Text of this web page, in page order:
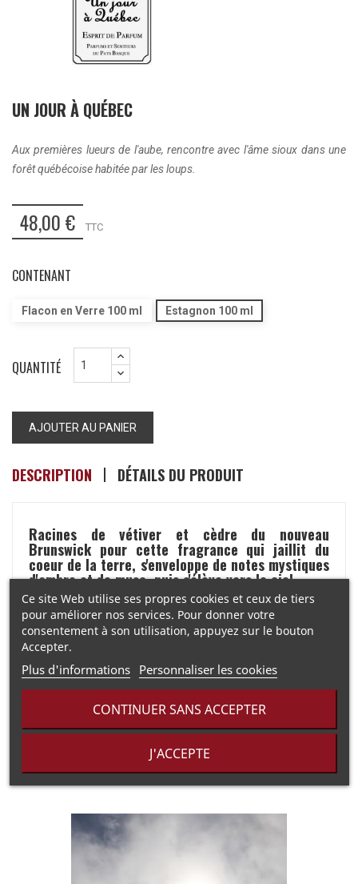
Ce site Web utilise ses propres cookies et ceux de tiers
pour améliorer nos services. Pour donner votre
consentement à son utilisation, appuyez sur le bouton
Accepter.
Plus d'informations Personnaliser les cookies
CONTINUER SANS ACCEPTER
J'ACCEPTE
UN JOUR À QUÉBEC
Aux premières lueurs de l'aube, rencontre avec l'âme sioux dans une
forêt québécoise habitée par les loups.
48,00 € TTC
CONTENANT
Flacon en Verre 100 ml Estagnon 100 ml
QUANTITÉ
AJOUTER AU PANIER
DESCRIPTION DÉTAILS DU PRODUIT
Racines de vétiver et cèdre du nouveau
Brunswick pour cette fragrance qui jaillit du
coeur de la terre, s'enveloppe de notes mystiques
d'ambre et de musc, puis s'élève vers le ciel.
Notes de tête :Cardamone, Noix de Muscade
Notes de cœur :Cuir, Épices, Cannelle
Notes de fond :
Vétiver, Musc, Ambre, Cèdre du
Nouveau Brunswick
Informations Réglementaires